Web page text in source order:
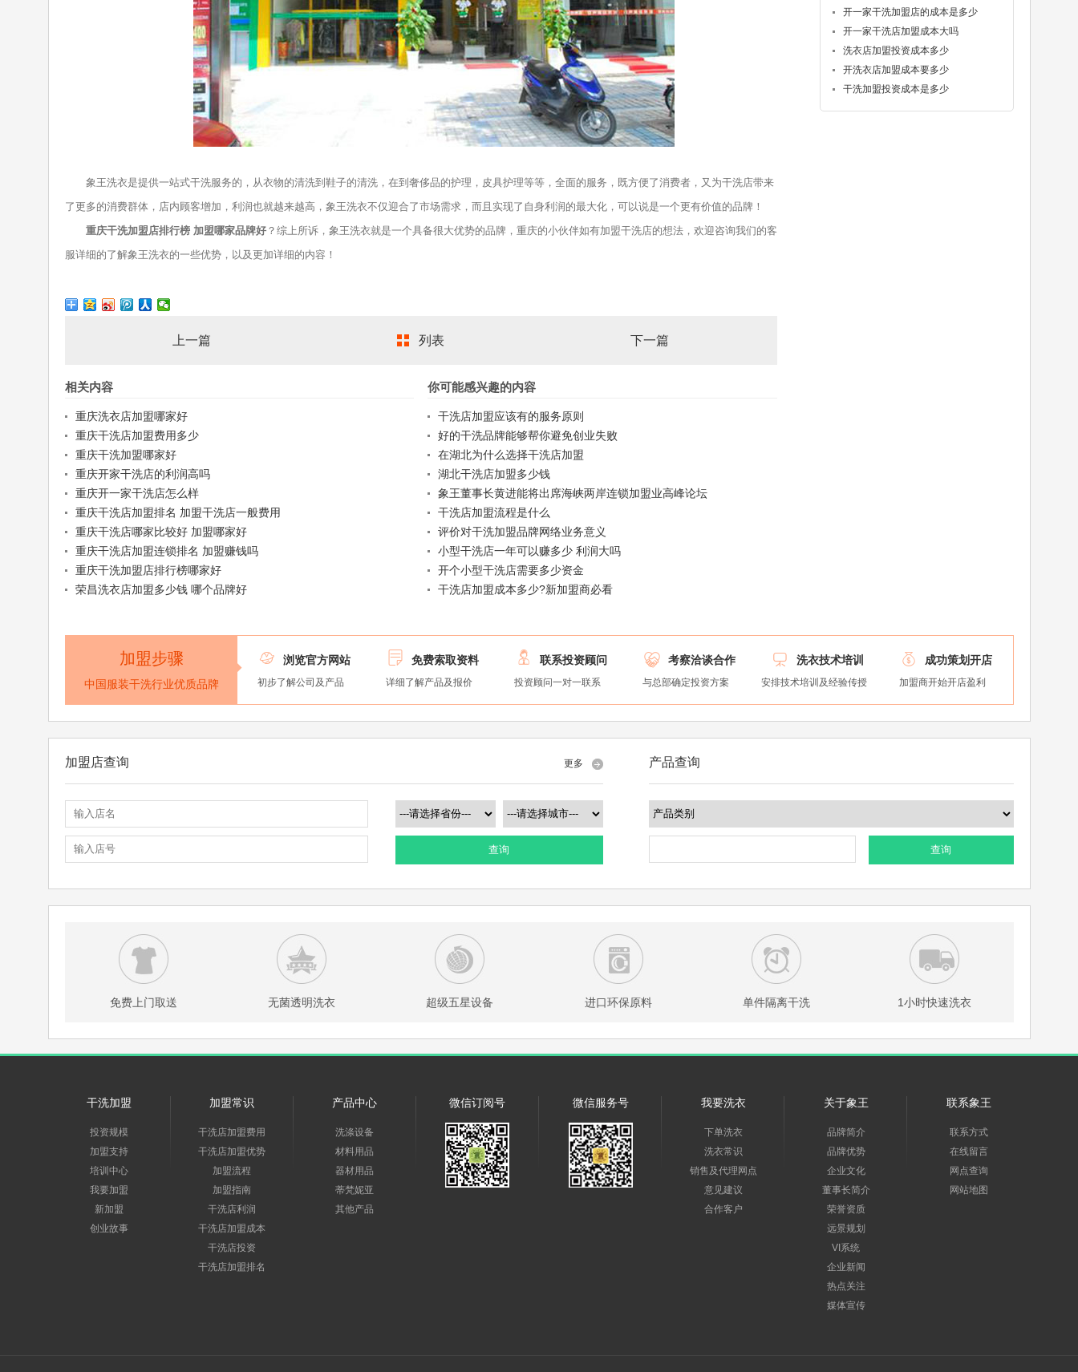
象王洗衣是提供一站式干洗服务的，从衣物的清洗到鞋子的清洗，在到奢侈品的护理，皮具护理等等，全面的服务，既方便了消费者，又为干洗店带来
了更多的消费群体，店内顾客增加，利润也就越来越高，象王洗衣不仅迎合了市场需求，而且实现了自身利润的最大化，可以说是一个更有价值的品牌！
重庆干洗加盟店排行榜 加盟哪家品牌好？ 综上所诉，象王洗衣就是一个具备很大优势的品牌，重庆的小伙伴如有加盟干洗店的想法，欢迎咨询我们的客
服详细的了解象王洗衣的一些优势，以及更加详细的内容！
上一篇 列表 下一篇
相关内容
重庆洗衣店加盟哪家好
重庆干洗店加盟费用多少
重庆干洗加盟哪家好
重庆开家干洗店的利润高吗
重庆开一家干洗店怎么样
重庆干洗店加盟排名 加盟干洗店一般费用
重庆干洗店哪家比较好 加盟哪家好
重庆干洗店加盟连锁排名 加盟赚钱吗
重庆干洗加盟店排行榜哪家好
荣昌洗衣店加盟多少钱 哪个品牌好
你可能感兴趣的内容
干洗店加盟应该有的服务原则
好的干洗品牌能够帮你避免创业失败
在湖北为什么选择干洗店加盟
湖北干洗店加盟多少钱
象王董事长黄进能将出席海峡两岸连锁加盟业高峰论坛
干洗店加盟流程是什么
评价对干洗加盟品牌网络业务意义
小型干洗店一年可以赚多少 利润大吗
开个小型干洗店需要多少资金
干洗店加盟成本多少?新加盟商必看
开一家干洗加盟店的成本是多少
开一家干洗店加盟成本大吗
洗衣店加盟投资成本多少
开洗衣店加盟成本要多少
干洗加盟投资成本是多少
加盟步骤
中国服装干洗行业优质品牌
 浏览官方网站
初步了解公司及产品
 免费索取资料
详细了解产品及报价
 联系投资顾问
投资顾问一对一联系
 考察洽谈合作
与总部确定投资方案
 洗衣技术培训
安排技术培训及经验传授
 成功策划开店
加盟商开始开店盈利
加盟店查询 更多
查询
产品查询
查询
免费上门取送 无菌透明洗衣 超级五星设备 进口环保原料 单件隔离干洗 1小时快速洗衣
干洗加盟
投资规模
加盟支持
培训中心
我要加盟
新加盟
创业故事
加盟常识
干洗店加盟费用
干洗店加盟优势
加盟流程
加盟指南
干洗店利润
干洗店加盟成本
干洗店投资
干洗店加盟排名
产品中心
洗涤设备
材料用品
器材用品
蒂梵妮亚
其他产品
微信订阅号 微信服务号 我要洗衣
下单洗衣
洗衣常识
销售及代理网点
意见建议
合作客户
关于象王
品牌简介
品牌优势
企业文化
董事长简介
荣誉资质
远景规划
VI系统
企业新闻
热点关注
媒体宣传
联系象王
联系方式
在线留言
网点查询
网站地图